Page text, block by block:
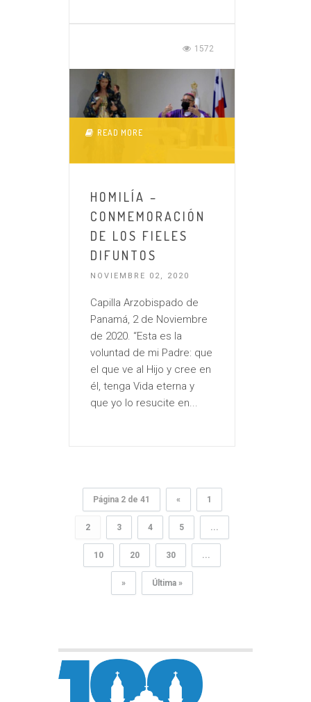
1572
READ MORE
HOMILÍA –
CONMEMORACIÓN
DE LOS FIELES
DIFUNTOS
NOVIEMBRE 02, 2020
Capilla Arzobispado de
Panamá, 2 de Noviembre
de 2020. “Esta es la
voluntad de mi Padre: que
el que ve al Hijo y cree en
él, tenga Vida eterna y
que yo lo resucite en...
Página 2 de 41 « 1
2 3 4 5 ...
10 20 30 ...
» Última »